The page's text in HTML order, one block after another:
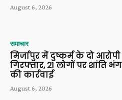
August 6, 2026
समाचार
मिर्जापुर में दुष्कर्म के दो आरोपी
गिरफ्तार, 21 लोगों पर शांति भंग
की कार्रवाई
August 6, 2026